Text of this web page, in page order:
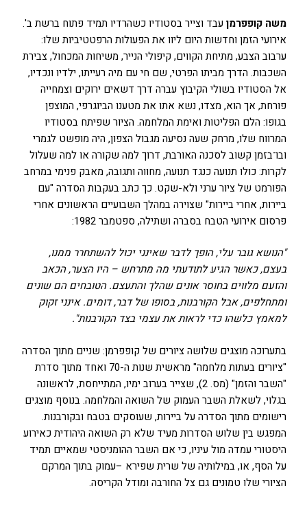
משה קופפרמןעבד וצייר בסטודיו כשהרדיו תמיד פתוח ברשת ב'.
אירועי הזמן וחדשות היום ליוו את הפעולות הרפטטיביות שלו:
ערבוב הצבע, מתיחת הקווים, קיפולי הנייר, משיחות המכחול, צבירת
השכבות. הדרך מביתו הפרטי, שם חי עם מיה רעייתו, ילדיו ונכדיו,
אל הסטודיו בשולי הקיבוץ עברה דרך דשאים ירוקים וצמחייה
פורחת, אך הוא, מצדו, נשא אתו את מטענו הביוגרפי, המוצפן
בגופו: הלם הפליטות ואימת המלחמה. הציור שפיתח בסטודיו
המרווח שלו, מרחק שעה נסיעה מגבול הצפון, היה מופשט לגמרי
ובו־בזמן קשוב לסכנה האורבת, דרוך למה שקורה או למה שעלול
לקרות: כולו תנועה כנגד תנועה, מחווה ותגובה, מאבק פנימי במרחב
הפורמט של ציור ערני ולא-שקט. כך כתב בעקבות הסדרה "עם
ביירות, אחרי ביירות" שצוירה במהלך השבועיים הראשונים אחרי
פרסום אירועי הטבח בסברה ושתילה, ספטמבר 1982:
"הנושא גובר עלי, הופך לדבר שאינני יכול להשתחרר ממנו,
בעצם, כאשר הגיע לתודעתי מה מתרחש – היו הצער, הכאב
והזעם מלווים בחוסר אונים שהלך והתעצם. הטובחים הם שונים
ומתחלפים, אבל הקורבנות, בסופו של דבר, דומים. אינני זקוק
למאמץ כלשהו כדי לראות את עצמי בצד הקורבנות".
בתערוכה מוצגים שלושה ציורים של קופפרמן: שניים מתוך הסדרה
"ציורים בעתות מלחמה" מראשית שנות ה-70 ואחד מתוך סדרת
"השבר והזמן" (מס. 2), שצייר בערוב ימיו, המתייחסת, לראשונה
בגלוי, לשאלת השבר העמוק של השואה והמלחמה. בנוסף מוצגים
רישומים מתוך הסדרה על ביירות, שעוסקים בטבח ובקורבנות.
המפגש בין שלוש הסדרות מעיד שלא רק השואה היהודית כאירוע
היסטורי עמדה מול עיניו, כי אם השבר ההומניסטי שמאיים תמיד
על הסף, או, במילותיה של שרית שפירא –עמוק בתוך המרקם
הציורי שלו טמונים גם צל החורבה ומודל הקריסה.